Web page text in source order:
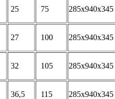
25 75
27 100
32 105
36,5 115